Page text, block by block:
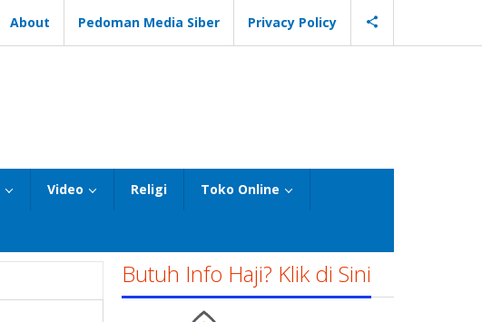
About Pedoman Media Siber Privacy Policy
Video Religi Toko Online
Butuh Info Haji? Klik di Sini